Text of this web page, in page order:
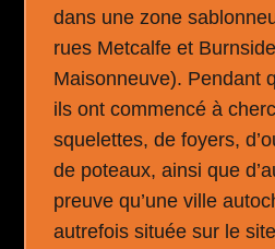
dans une zone
rues Metcalfe et
Maisonneuve). Pendant
ils ont commencé à
squelettes, de foyers,
de poteaux, ainsi que
preuve qu’une ville
autrefois située sur le